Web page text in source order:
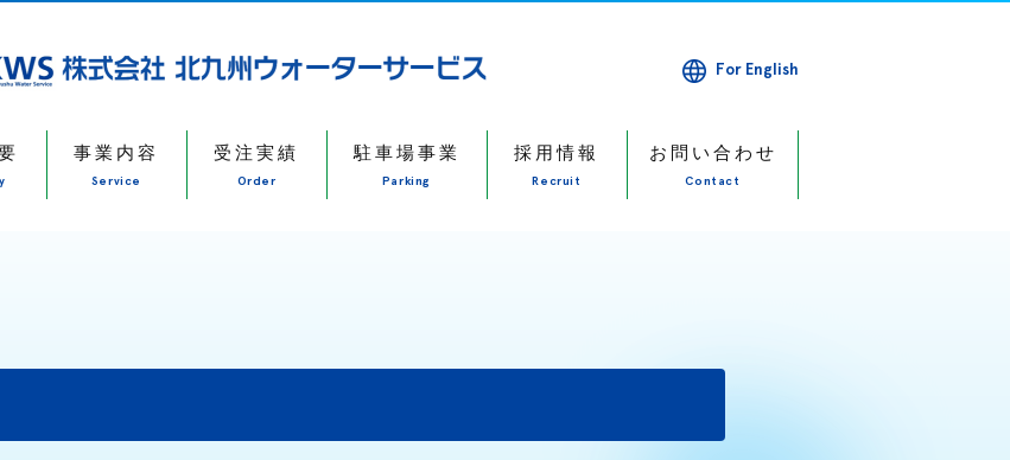
事業内容
Service
受注実績
Order
駐車場事業
Parking
採用情報
Recruit
お問い合わせ
Contact
For English